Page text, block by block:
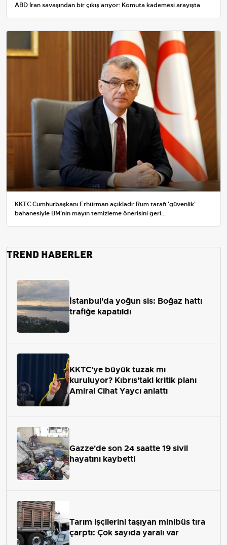
ABD İran savaşından bir çıkış arıyor: Komuta kademesi arayışta
KKTC Cumhurbaşkanı Erhürman açıkladı: Rum tarafı 'güvenlik'
bahanesiyle BM'nin mayın temizleme önerisini geri...
TREND HABERLER
İstanbul'da yoğun sis: Boğaz hattı
trafiğe kapatıldı
KKTC'ye büyük tuzak mı
kuruluyor? Kıbrıs'taki kritik planı
Amiral Cihat Yaycı anlattı
Gazze'de son 24 saatte 19 sivil
hayatını kaybetti
Tarım işçilerini taşıyan minibüs tıra
çarptı: Çok sayıda yaralı var